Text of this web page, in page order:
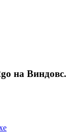
на Виндовс.